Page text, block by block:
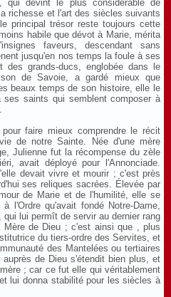
qui devint le plus considérable de
richesse et l'art des siècles suivants
principal trésor reste toujours cette
habile que dévot à Marie, mérita
faveurs, descendant sans
jusqu'en nos temps la foule à ses
grands-ducs, englobée dans le
de Savoie, a gardé mieux que
beaux temps de son histoire, elle le
saints qui semblent composer à
faire mieux comprendre le récit
de notre Sainte. Née d'une mère
Julienne fut la récompense du zèle
avait déployé pour l'Annonciade.
devait vivre et mourir ; c'est près
ses reliques sacrées. Élevée par
de Marie et de l'humilité, elle se
l'Ordre qu'avait fondé Notre-Dame,
qui lui permît de servir au dernier rang
de Dieu ; c'est ainsi que , plus
du tiers-ordre des Servites, et
des Mantelées ou tertiaires
de Dieu s'étendit bien plus, et
; car ce fut elle qui véritablement
lui donna stabilité pour les siècles à